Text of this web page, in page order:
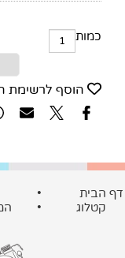
כמות
הוסף לרשימת
הבית •
קטלוג
•